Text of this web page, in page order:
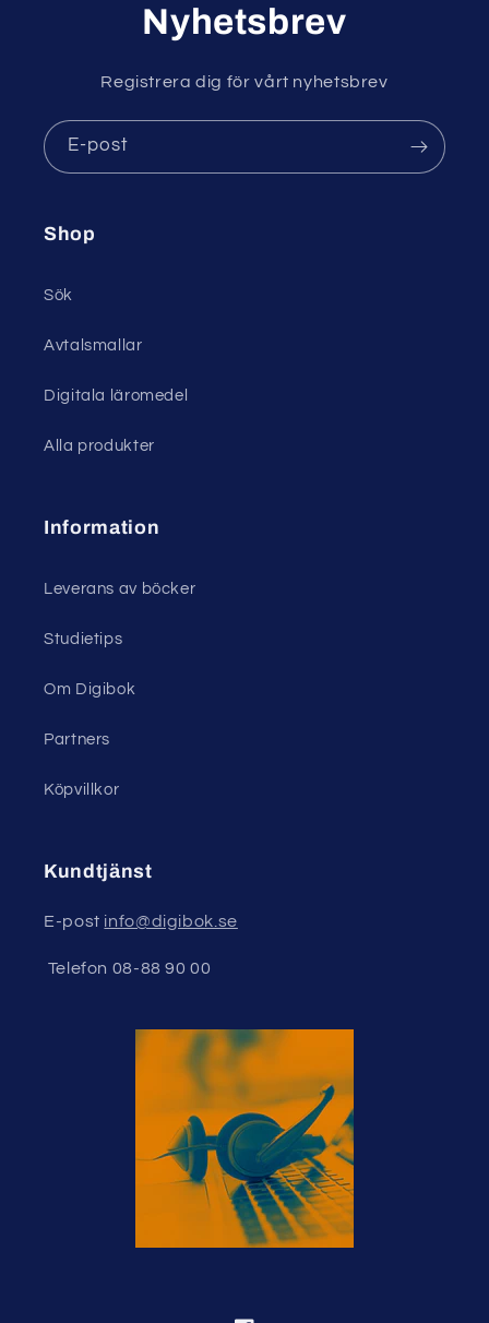
Nyhetsbrev
Registrera dig för vårt nyhetsbrev
E-post
Shop
Sök
Avtalsmallar
Digitala läromedel
Alla produkter
Information
Leverans av böcker
Studietips
Om Digibok
Partners
Köpvillkor
Kundtjänst
E-post info@digibok.se
Telefon 08-88 90 00